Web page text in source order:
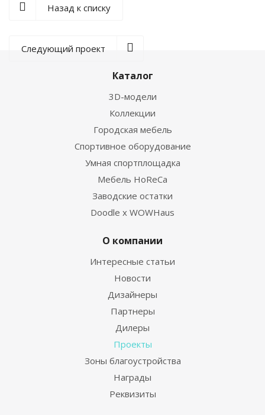
Назад к списку
Следующий проект
Каталог
3D-модели
Коллекции
Городская мебель
Спортивное оборудование
Умная спортплощадка
Мебель HoReCa
Заводские остатки
Doodle x WOWHaus
О компании
Интересные статьи
Новости
Дизайнеры
Партнеры
Дилеры
Проекты
Зоны благоустройства
Награды
Реквизиты